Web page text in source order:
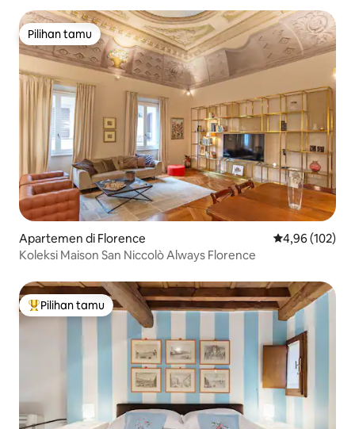
Pilihan tamu
Pilihan tamu
Apartemen di Florence Nilai rata-rata
4,96 (102)
Koleksi Maison San Niccolò Always Florence
Pilihan tamu terpopuler
Pilihan tamu